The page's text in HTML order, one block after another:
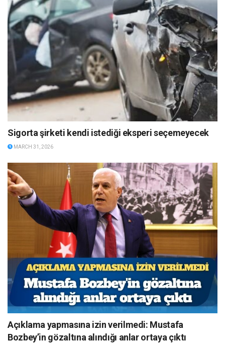
Sigorta şirketi kendi istediği eksperi seçemeyecek
MARCH 31, 2026
Açıklama yapmasına izin verilmedi: Mustafa
Bozbey’in gözaltına alındığı anlar ortaya çıktı